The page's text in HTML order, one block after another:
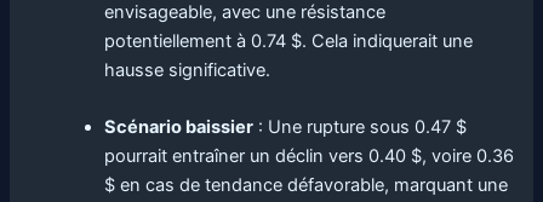
envisageable, avec une résistance
potentiellement à 0.74 $. Cela indiquerait une
hausse significative.
Scénario baissier : Une rupture sous 0.47 $
pourrait entraîner un déclin vers 0.40 $, voire 0.36
$ en cas de tendance défavorable, marquant une